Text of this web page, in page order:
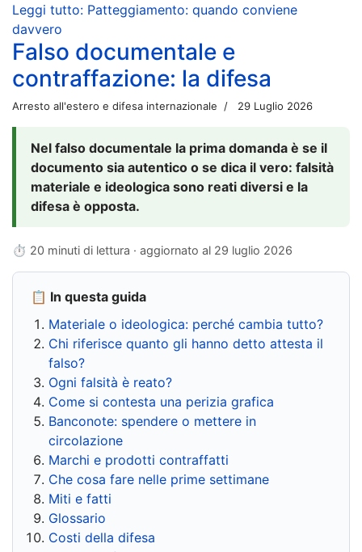
Leggi tutto: Patteggiamento: quando conviene
davvero
Falso documentale e
contraffazione: la difesa
Arresto all'estero e difesa internazionale 29 Luglio 2026
Nel falso documentale la prima domanda è se il
documento sia autentico o se dica il vero: falsità
materiale e ideologica sono reati diversi e la
difesa è opposta.
⏱ 20 minuti di lettura · aggiornato al 29 luglio 2026
📋 In questa guida
Materiale o ideologica: perché cambia tutto?
Chi riferisce quanto gli hanno detto attesta il
falso?
Ogni falsità è reato?
Come si contesta una perizia grafica
Banconote: spendere o mettere in
circolazione
Marchi e prodotti contraffatti
Che cosa fare nelle prime settimane
Miti e fatti
Glossario
Costi della difesa